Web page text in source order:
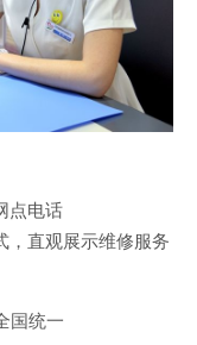
点电话
，直观展示维修服务
国统一